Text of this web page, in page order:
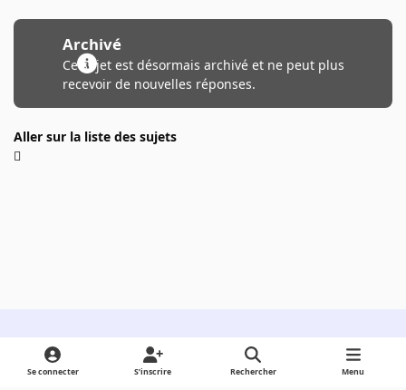
Archivé
Ce sujet est désormais archivé et ne peut plus
recevoir de nouvelles réponses.
Aller sur la liste des sujets
Light ModeDark ModeSystem Preference
Se connecter S’inscrire Rechercher Menu